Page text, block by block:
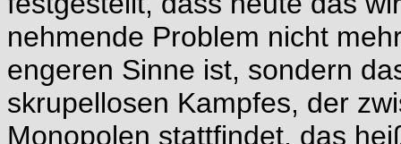
nehmende Problem nicht
engeren Sinne ist, sondern
skrupellosen Kampfes, der
Monopolen stattfindet, das